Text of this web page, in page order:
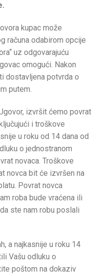
kupac može
računa odabirom opcije
uz odgovarajuću
omogući. Nakon
dostavljena potvrda o
putem.
izvršit ćemo povrat
i troškove
u roku od 14 dana od
o jednostranom
novaca. Troškove
novca bit će izvršen na
Povrat novca
roba bude vraćena ili
ste nam robu poslali
a najkasnije u roku 14
Vašu odluku o
poštom na dokaziv